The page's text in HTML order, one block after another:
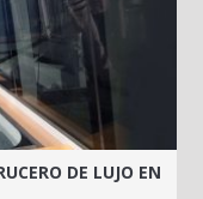
DE LUJO EN